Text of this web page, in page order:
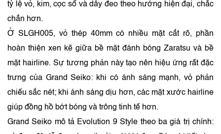
tỷ lệ vỏ, kim, cọc số và dây đeo theo hướng hiện đại, chắc
chắn hơn.
Ở SLGH005, vỏ thép 40mm có nhiều mặt cắt rõ, phần
hoàn thiện xen kẽ giữa bề mặt đánh bóng Zaratsu và bề
mặt hairline. Sự tương phản này tạo nên hiệu ứng rất đặc
trưng của Grand Seiko: khi có ánh sáng mạnh, vỏ phản
chiếu sắc nét; khi ánh sáng dịu hơn, các mặt xước hairline
giúp đồng hồ bớt bóng và trông tinh tế hơn.
Grand Seiko mô tả Evolution 9 Style theo ba giá trị chính: